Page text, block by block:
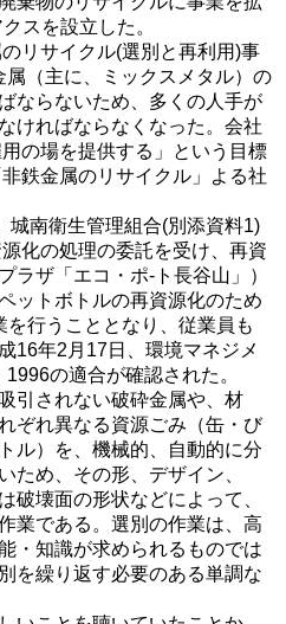
スを設立した。
リサイクル(選別と再利用)事
（主に、ミックスメタル）の
ならないため、多くの人手が
ければならなくなった。会社
の場を提供する」という目標
鉄金属のリサイクル」よる社
城南衛生管理組合(別添資料1)
化の処理の委託を受け、再資
ラザ「エコ・ポ-ト長谷山」）
ットボトルの再資源化のため
行うこととなり、従業員も
16年2月17日、環境マネジメ
の適合が確認された。
引されない破砕金属や、材
ぞれ異なる資源ごみ（缶・び
ル）を、機械的、自動的に分
ため、その形、デザイン、
破壊面の形状などによって、
業である。選別の作業は、高
・知識が求められるものでは
を繰り返す必要のある単調な